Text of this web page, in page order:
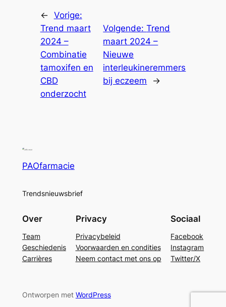
← Vorige:
Trend maart
2024 –
Combinatie
tamoxifen en
CBD
onderzocht
Volgende:Trend
maart 2024 –
Nieuwe
interleukineremmers
bij eczeem
→
PAOfarmacie
Trendsnieuwsbrief
Over
Team
Geschiedenis
Carrières
Privacy
Privacybeleid
Voorwaarden en condities
Neem contact met ons op
Sociaal
Facebook
Instagram
Twitter/X
Ontworpen met WordPress